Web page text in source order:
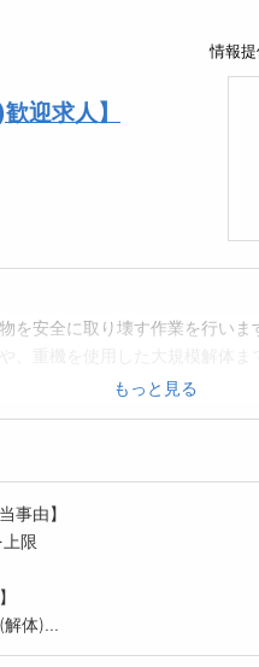
情報
迎求人】
を安全に取り壊す作業を行いま
ジから当社が保有する運搬車輌
もっと見る
事由】
限
解体)...